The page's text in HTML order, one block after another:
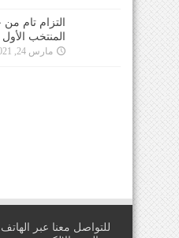
التزام تام
المنتخب الأول
مارس 24, 2021